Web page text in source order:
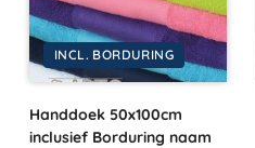
INCL. BORDURING
Handdoek 50x100cm
inclusief Borduring naam